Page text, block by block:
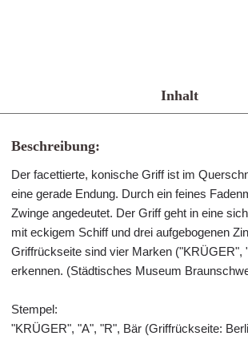
Inhalt
Beschreibung:
Der facettierte, konische Griff ist im
eine gerade Endung. Durch ein feines
Zwinge angedeutet. Der Griff geht in eine
mit eckigem Schiff und drei aufgebogenen
Griffrückseite sind vier Marken ("KRÜGER",
erkennen. (Städtisches Museum
Stempel:
"KRÜGER", "A", "R", Bär (Griffrückseite: